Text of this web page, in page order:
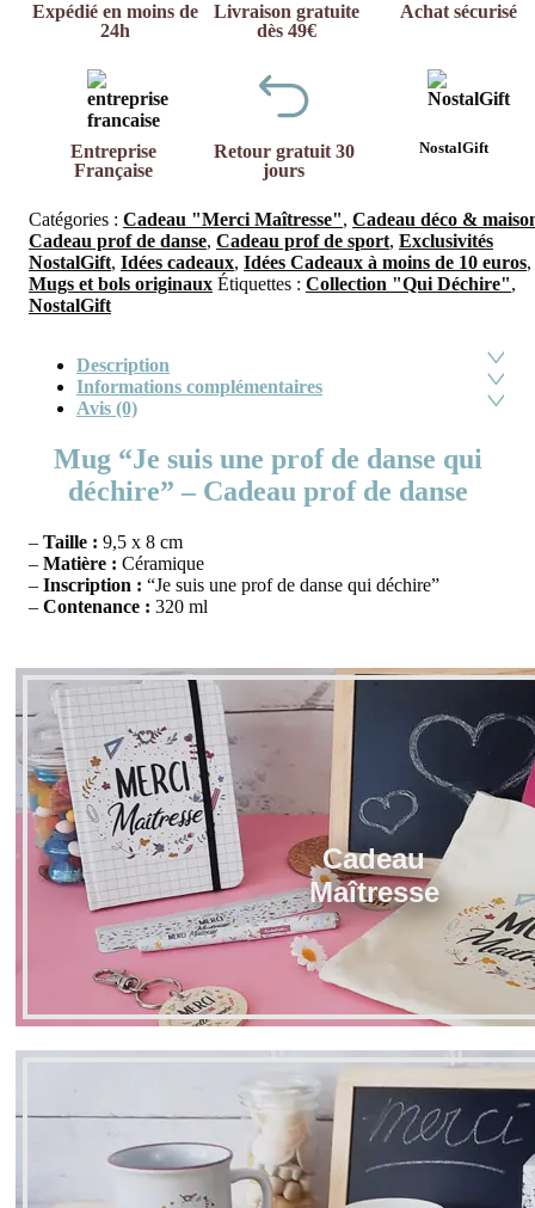
Expédié en moins de
24h
Livraison gratuite
dès 49€
Achat sécurisé
Entreprise
Française
Retour gratuit 30
jours
NostalGift
Catégories : Cadeau "Merci Maîtresse", Cadeau déco &
Cadeau prof de danse, Cadeau prof de sport, Exclusivités
NostalGift, Idées cadeaux, Idées Cadeaux à moins de 10 euros,
Mugs et bols originaux Étiquettes : Collection "Qui Déchire",
NostalGift
Description
Informations complémentaires
Avis (0)
Mug “Je suis une prof de danse qui
déchire” – Cadeau prof de danse
– Taille : 9,5 x 8 cm
– Matière : Céramique
– Inscription : “Je suis une prof de danse qui déchire”
– Contenance : 320 ml
Cadeau
Maîtresse